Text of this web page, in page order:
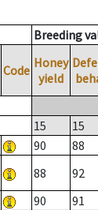
Breeding
Code Honey
yield
15
15
90 88
88 92
90 91